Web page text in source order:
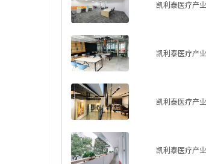
凯利泰医疗产
凯利泰医疗产
凯利泰医疗产
凯利泰医疗产